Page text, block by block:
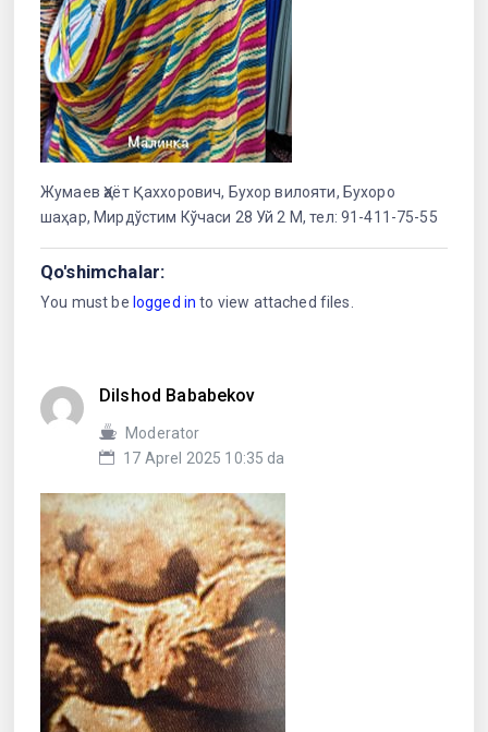
Жумаев Ҳаёт Қаххорович, Бухор вилояти, Бухоро
шаҳар, Мирдўстим Кўчаси 28 Уй 2 М, тел: 91-411-75-55
Qo'shimchalar:
You must be logged in to view attached files.
Dilshod Bababekov
Moderator
17 Aprel 2025 10:35 da